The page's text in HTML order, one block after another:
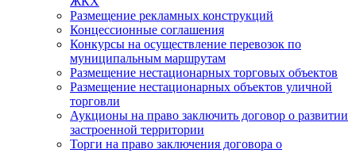
Размещение рекламных конструкций
Концессионные соглашения
Конкурсы на осуществление перевозок по
муниципальным маршрутам
Размещение нестационарных торговых объектов
Размещение нестационарных объектов уличной
торговли
Аукционы на право заключить договор о развитии
застроенной территории
Торги на право заключения договора о